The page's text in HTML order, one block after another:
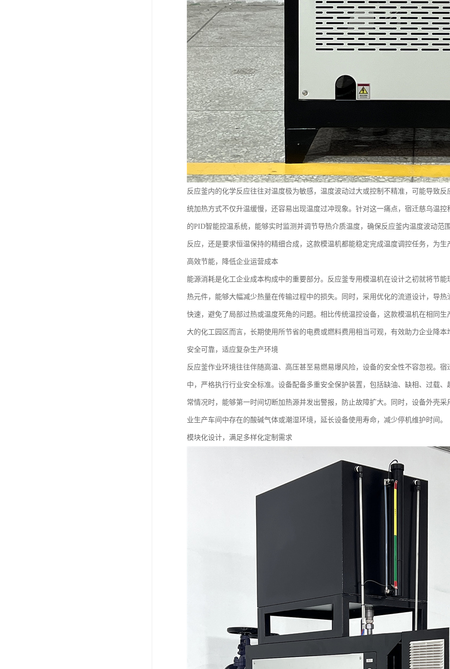
反应釜内的化学反应往往对温度极为敏感，温度波动过大或控制不精准，可能导致
统加热方式不仅升温缓慢，还容易出现温度过冲现象。针对这一痛点，宿迁慈乌温
的PID智能控温系统，能够实时监测并调节导热介质温度，确保反应釜内温度波动范
反应，还是要求恒温保持的精细合成，这款模温机都能稳定完成温度调控任务，为生
高效节能，降低企业运营成本
能源消耗是化工企业成本构成中的重要部分。反应釜专用模温机在设计之初就将节
热元件，能够大幅减少热量在传输过程中的损失。同时，采用优化的流道设计，导
快速，避免了局部过热或温度死角的问题。相比传统温控设备，这款模温机在相同
大的化工园区而言，长期使用所节省的电费或燃料费用相当可观，有效助力企业降本
安全可靠，适应复杂生产环境
反应釜作业环境往往伴随高温、高压甚至易燃易爆风险，设备的安全性不容忽视。
中，严格执行行业安全标准。设备配备多重安全保护装置，包括缺油、缺相、过载
常情况时，能够第一时间切断加热源并发出警报，防止故障扩大。同时，设备外壳
业生产车间中存在的酸碱气体或潮湿环境，延长设备使用寿命，减少停机维护时间。
模块化设计，满足多样化定制需求